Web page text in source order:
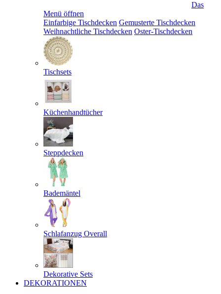
Das
Menü öffnen
Einfarbige Tischdecken Gemusterte Tischdecken
Weihnachtliche Tischdecken Oster-Tischdecken
Tischsets
Küchenhandtücher
Steppdecken
Bademäntel
Schlafanzug Overall
Dekorative Sets
DEKORATIONEN